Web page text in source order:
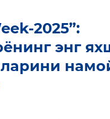
2025”:
энг